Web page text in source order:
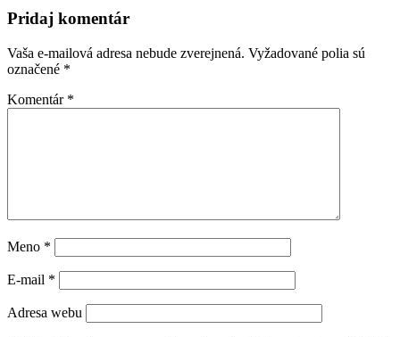
Pridaj komentár
Vaša e-mailová adresa nebude zverejnená. Vyžadované polia sú
označené *
Komentár *
Meno *
E-mail *
Adresa webu